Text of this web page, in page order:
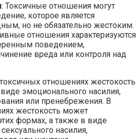
: Токсичные отношения могут
которое является
но не обязательно жестоким.
отношения характеризуются
поведением,
вреда или контроля над
отношениях жестокость
эмоционального насилия,
или пренебрежения. В
жестокость может
формах, а также в виде
насилия,